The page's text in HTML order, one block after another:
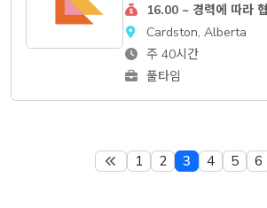
16.00 ~ 경력에 따라
Cardston, Alberta
주 40시간
풀타임
1 2 3 4 5 6